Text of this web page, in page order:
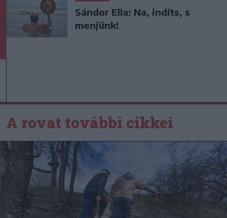
Sándor Ella: Na, indíts, s
menjünk!
A rovat további cikkei